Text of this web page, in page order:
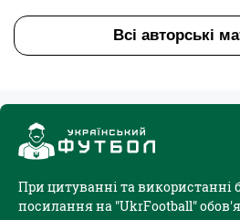
Всі авторські
При цитуванні та використанні
посилання на "UkrFootball"